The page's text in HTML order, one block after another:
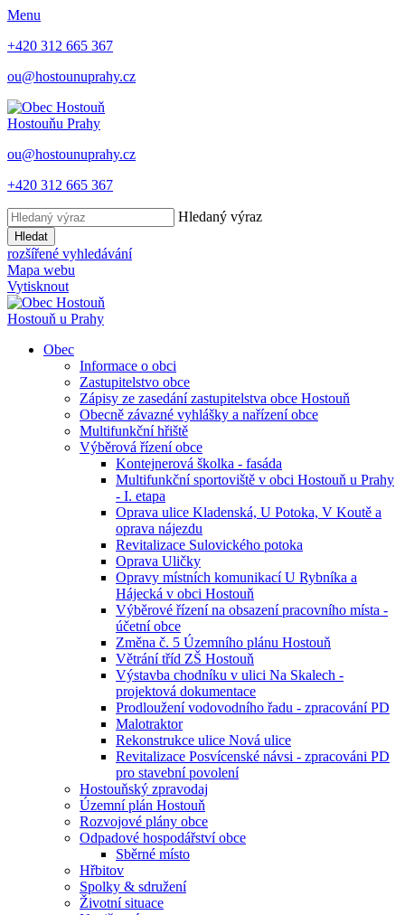
Menu
+420 312 665 367
ou@hostounuprahy.cz
Hostouňu Prahy
ou@hostounuprahy.cz
+420 312 665 367
Hledaný výraz
Hledat
rozšířené vyhledávání
Mapa webu
Vytisknout
Hostouň u Prahy
Obec
Informace o obci
Zastupitelstvo obce
Zápisy ze zasedání zastupitelstva obce Hostouň
Obecně závazné vyhlášky a nařízení obce
Multifunkční hřiště
Výběrová řízení obce
Kontejnerová školka - fasáda
Multifunkční sportoviště v obci Hostouň u Prahy
- I. etapa
Oprava ulice Kladenská, U Potoka, V Koutě a
oprava nájezdu
Revitalizace Sulovického potoka
Oprava Uličky
Opravy místních komunikací U Rybníka a
Hájecká v obci Hostouň
Výběrové řízení na obsazení pracovního místa -
účetní obce
Změna č. 5 Územního plánu Hostouň
Větrání tříd ZŠ Hostouň
Výstavba chodníku v ulici Na Skalech -
projektová dokumentace
Prodloužení vodovodního řadu - zpracování PD
Malotraktor
Rekonstrukce ulice Nová ulice
Revitalizace Posvícenské návsi - zpracováni PD
pro stavební povolení
Hostouňský zpravodaj
Územní plán Hostouň
Rozvojové plány obce
Odpadové hospodářství obce
Sběrné místo
Hřbitov
Spolky & sdružení
Životní situace